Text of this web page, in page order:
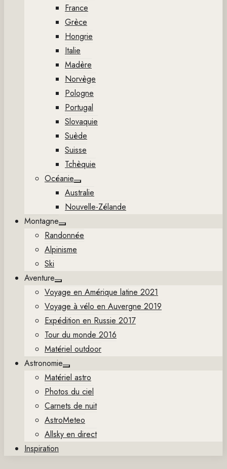
France
Grèce
Hongrie
Italie
Madère
Norvège
Pologne
Portugal
Slovaquie
Suède
Suisse
Tchèquie
Océanie
Show
sub
menu
Australie
Nouvelle-Zélande
Montagne
Show
sub
menu
Randonnée
Alpinisme
Ski
Aventure
Show
sub
menu
Voyage en Amérique latine 2021
Voyage à vélo en Auvergne 2019
Expédition en Russie 2017
Tour du monde 2016
Matériel outdoor
Astronomie
Show
sub
menu
Matériel astro
Photos du ciel
Carnets de nuit
AstroMeteo
Allsky en direct
Inspiration